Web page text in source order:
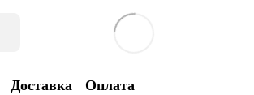
Доставка Оплата